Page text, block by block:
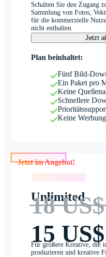
Schalten Sie den Zugang
Sammlung von Fotos,
für die kommerzielle
nicht enthalten.
Jetzt
Plan beinhaltet:
Fünf Bild-
Ein Paket pro
Keine
Schnellere
Keine Werbung
Jetzt im Angebot!
Unlimited
18 US$
15 US$
Für größere Kreative, die
produzieren und kreative